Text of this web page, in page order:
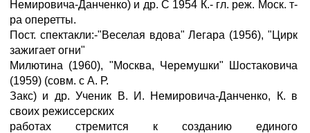
Немировича-Данченко) и др. С 1954 К.- гл. реж. Моск. т-
ра оперетты.
Пост. спектакли:-"Веселая вдова" Легара (1956), "Цирк
зажигает огни"
Милютина (1960), "Москва, Черемушки" Шостаковича
(1959) (совм. с А. Р.
Закс) и др. Ученик В. И. Немировича-Данченко, К. в
своих режиссерских
работах стремится к созданию единого